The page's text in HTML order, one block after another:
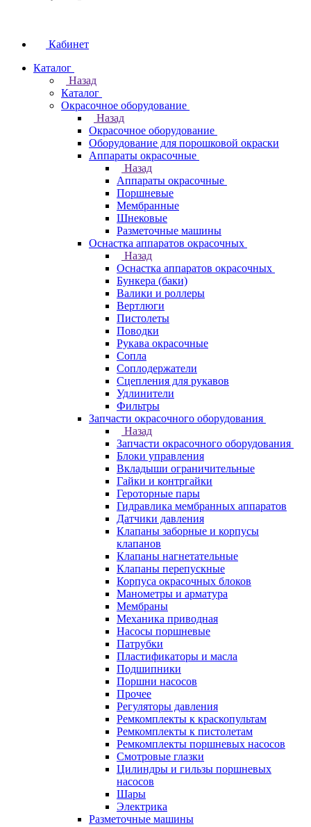
Кабинет
Каталог
Назад
Каталог
Окрасочное оборудование
Назад
Окрасочное оборудование
Оборудование для порошковой окраски
Аппараты окрасочные
Назад
Аппараты окрасочные
Поршневые
Мембранные
Шнековые
Разметочные машины
Оснастка аппаратов окрасочных
Назад
Оснастка аппаратов окрасочных
Бункера (баки)
Валики и роллеры
Вертлюги
Пистолеты
Поводки
Рукава окрасочные
Сопла
Соплодержатели
Сцепления для рукавов
Удлинители
Фильтры
Запчасти окрасочного оборудования
Назад
Запчасти окрасочного оборудования
Блоки управления
Вкладыши ограничительные
Гайки и контргайки
Героторные пары
Гидравлика мембранных аппаратов
Датчики давления
Клапаны заборные и корпусы
клапанов
Клапаны нагнетательные
Клапаны перепускные
Корпуса окрасочных блоков
Манометры и арматура
Мембраны
Механика приводная
Насосы поршневые
Патрубки
Пластификаторы и масла
Подшипники
Поршни насосов
Прочее
Регуляторы давления
Ремкомплекты к краскопультам
Ремкомплекты к пистолетам
Ремкомплекты поршневых насосов
Смотровые глазки
Цилиндры и гильзы поршневых
насосов
Шары
Электрика
Разметочные машины